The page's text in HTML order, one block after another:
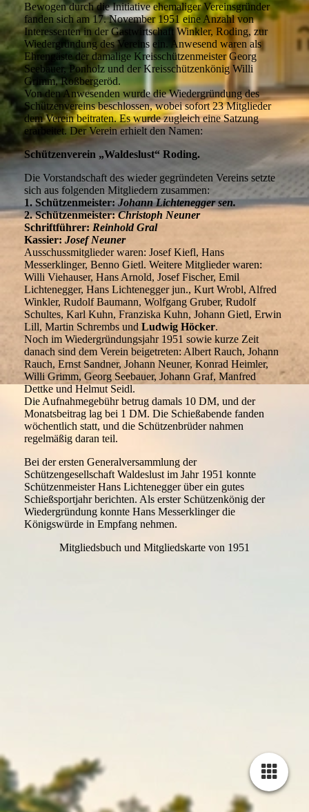
Bewogen durch die Initiative ehemaliger Vereinsgründer
fanden sich am 17. November 1951 eine Anzahl von
Interessenten in der Gastwirtschaft Winkler, Roding, zur
Wiedergründung des Vereins ein. Anwesend waren als
Ehrengäste der damalige Kreisschützenmeister Georg
Seebauer, Ponholz und der Kreisschützenkönig Willi
Grimm, Roßbergeröd.
Von den Anwesenden wurde die Wiedergründung des
Schützenvereins beschlossen, wobei sofort 23 Mitglieder
dem Verein beitraten. Es wurde zugleich eine Satzung
erarbeitet. Der Verein erhielt den Namen:
Schützenverein „Waldeslust“ Roding.
Die Vorstandschaft des wieder gegründeten Vereins setzte
sich aus folgenden Mitgliedern zusammen:
1. Schützenmeister:Johann Lichtenegger sen.
2. Schützenmeister:Christoph Neuner
Schriftführer: Reinhold Gral
Kassier: Josef Neuner
Ausschussmitglieder waren: Josef Kiefl, Hans
Messerklinger, Benno Gietl. Weitere Mitglieder waren:
Willi Viehauser, Hans Arnold, Josef Fischer, Emil
Lichtenegger, Hans Lichtenegger jun., Kurt Wrobl, Alfred
Winkler, Rudolf Baumann, Wolfgang Gruber, Rudolf
Schultes, Karl Kuhn, Franziska Kuhn, Johann Gietl, Erwin
Lill, Martin Schrembs und Ludwig Höcker.
Noch im Wiedergründungsjahr 1951 sowie kurze Zeit
danach sind dem Verein beigetreten: Albert Rauch, Johann
Rauch, Ernst Sandner, Johann Neuner, Konrad Heimler,
Willi Grimm, Georg Seebauer, Johann Graf, Manfred
Dettke und Helmut Seidl.
Die Aufnahmegebühr betrug damals 10 DM, und der
Monatsbeitrag lag bei 1 DM. Die Schießabende fanden
wöchentlich statt, und die Schützenbrüder nahmen
regelmäßig daran teil.
Bei der ersten Generalversammlung der
Schützengesellschaft Waldeslust im Jahr 1951 konnte
Schützenmeister Hans Lichtenegger über ein gutes
Schießsportjahr berichten. Als erster Schützenkönig der
Wiedergründung konnte Hans Messerklinger die
Königswürde in Empfang nehmen.
Mitgliedsbuch und Mitgliedskarte von 1951